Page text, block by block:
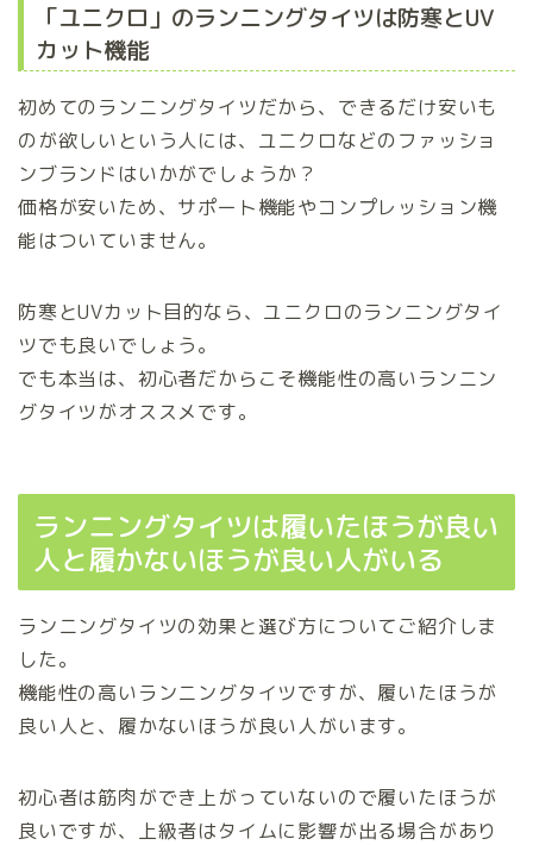
「ユニクロ」のランニングタイツは防寒とUV
カット機能
初めてのランニングタイツだから、できるだけ安いも
のが欲しいという人には、ユニクロなどのファッショ
ンブランドはいかがでしょうか？
価格が安いため、サポート機能やコンプレッション機
能はついていません。
防寒とUVカット目的なら、ユニクロのランニングタイ
ツでも良いでしょう。
でも本当は、初心者だからこそ機能性の高いランニン
グタイツがオススメです。
ランニングタイツは履いたほうが良い
人と履かないほうが良い人がいる
ランニングタイツの効果と選び方についてご紹介しま
した。
機能性の高いランニングタイツですが、履いたほうが
良い人と、履かないほうが良い人がいます。
初心者は筋肉ができ上がっていないので履いたほうが
良いですが、上級者はタイムに影響が出る場合があり